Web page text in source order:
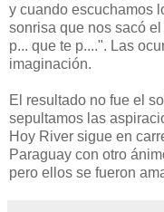
y cuando escuchamos
sonrisa que nos sacó
p... que te p....". Las
imaginación.
El resultado no fue el
sepultamos las
Hoy River sigue en
Paraguay con otro
pero ellos se fueron